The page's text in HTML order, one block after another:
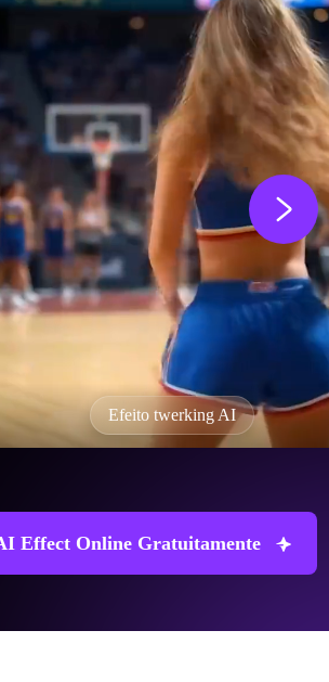
Efeito twerking AI
Effect Online Gratuitamente